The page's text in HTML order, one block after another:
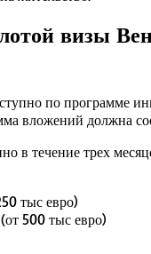
визы
по программе
вложений должна
в течение трех
тыс евро)
500 тыс евро)